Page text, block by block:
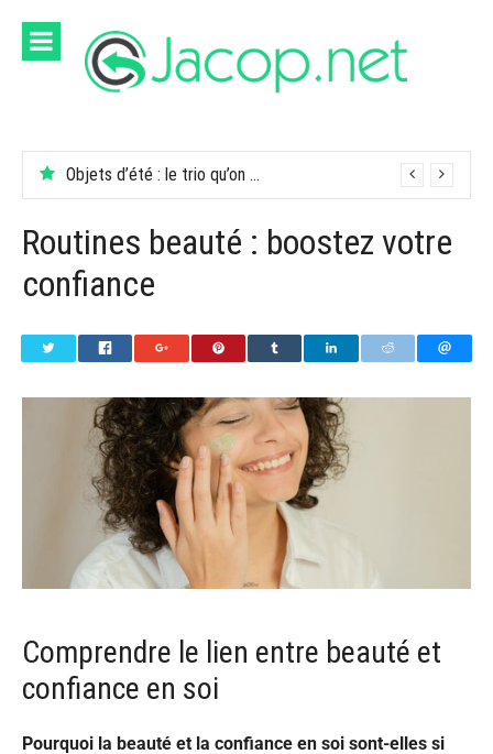
contenu
Objets d’été : le trio qu’on garde dans son sac
Routines beauté : boostez votre
confiance
Comprendre le lien entre beauté et
confiance en soi
Pourquoi la beauté et la confiance en soi sont-elles si